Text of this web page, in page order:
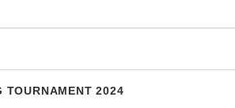
TOURNAMENT 2024